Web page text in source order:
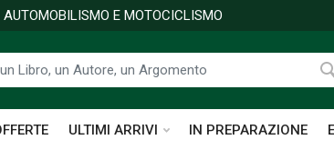
E MOTOCICLISMO
ULTIMI ARRIVI IN PREPARAZIONE